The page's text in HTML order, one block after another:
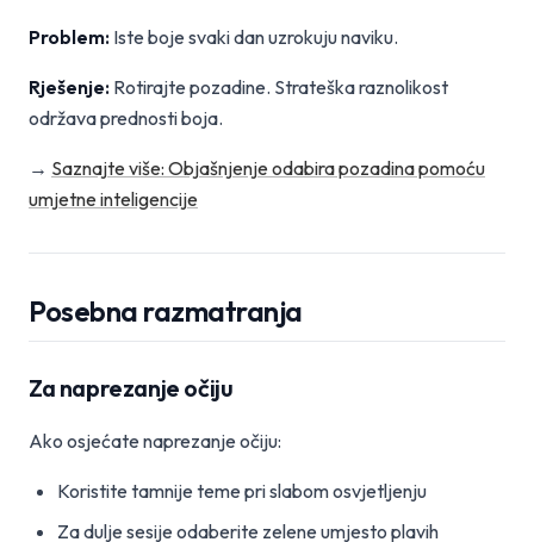
Problem: Iste boje svaki dan uzrokuju naviku.
Rješenje: Rotirajte pozadine. Strateška raznolikost
održava prednosti boja.
→ Saznajte više: Objašnjenje odabira pozadina pomoću
umjetne inteligencije
Posebna razmatranja
Za naprezanje očiju
Ako osjećate naprezanje očiju:
Koristite tamnije teme pri slabom osvjetljenju
Za dulje sesije odaberite zelene umjesto plavih